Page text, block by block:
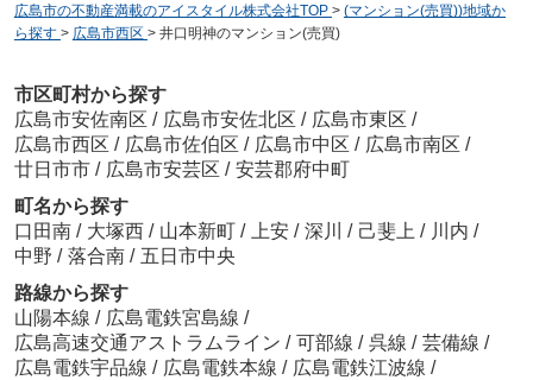
広島市の不動産満載のアイスタイル株式会社TOP > (マンション(売買))地域か
ら探す > 広島市西区 > 井口明神のマンション(売買)
市区町村から探す
広島市安佐南区 / 広島市安佐北区 / 広島市東区 /
広島市西区 / 広島市佐伯区 / 広島市中区 / 広島市南区 /
廿日市市 / 広島市安芸区 / 安芸郡府中町
町名から探す
口田南 / 大塚西 / 山本新町 / 上安 / 深川 / 己斐上 / 川内 /
中野 / 落合南 / 五日市中央
路線から探す
山陽本線 / 広島電鉄宮島線 /
広島高速交通アストラムライン / 可部線 / 呉線 / 芸備線 /
広島電鉄宇品線 / 広島電鉄本線 / 広島電鉄江波線 /